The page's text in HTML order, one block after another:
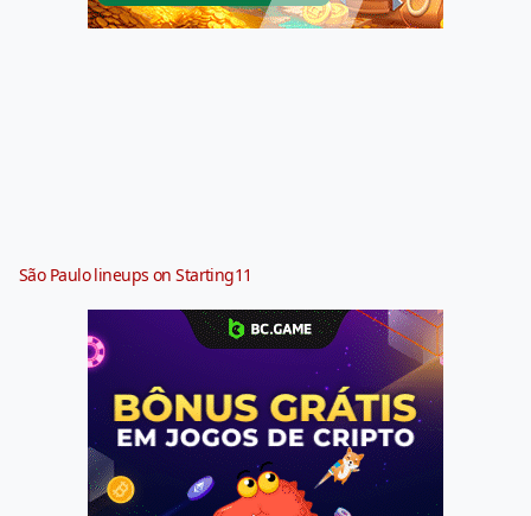
São Paulo lineups on Starting11